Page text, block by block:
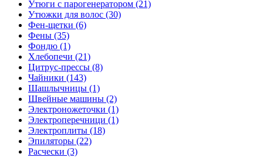
Утюги с парогенератором (21)
Утюжки для волос (30)
Фен-щетки (6)
Фены (35)
Фондю (1)
Хлебопечи (21)
Цитрус-прессы (8)
Чайники (143)
Шашлычницы (1)
Швейные машины (2)
Электроножеточки (1)
Электроперечници (1)
Электроплиты (18)
Эпиляторы (22)
Расчески (3)